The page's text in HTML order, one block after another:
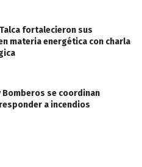
fortalecieron sus
materia energética con charla
y Bomberos se coordinan
a incendios